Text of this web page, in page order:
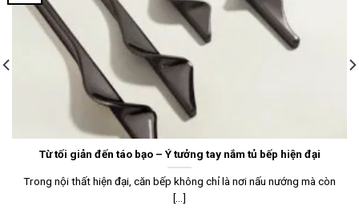
Từ tối giản đến táo bạo – Ý tưởng tay nắm tủ bếp hiện đại
Trong nội thất hiện đại, căn bếp không chỉ là nơi nấu nướng mà còn
[...]